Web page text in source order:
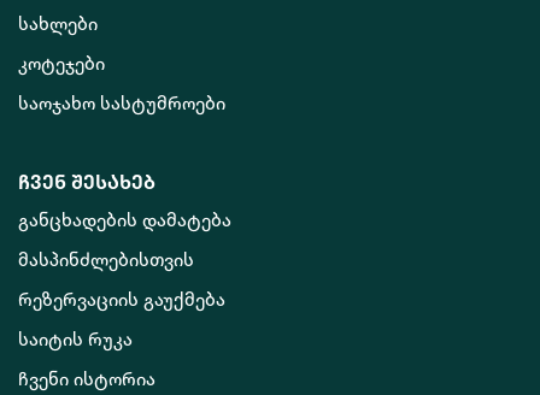
სახლები
კოტეჯები
საოჯახო სასტუმროები
ჩვენ შესახებ
განცხადების დამატება
მასპინძლებისთვის
რეზერვაციის გაუქმება
საიტის რუკა
ჩვენი ისტორია